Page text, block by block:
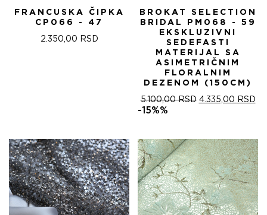
FRANCUSKA ČIPKA
CP066 - 47
2.350,00 RSD
BROKAT SELECTION
BRIDAL PM068 - 59
EKSKLUZIVNI
SEDEFASTI
MATERIJAL SA
ASIMETRIČNIM
FLORALNIM
DEZENOM (150CM)
5.100,00RSD ОРИГИНАЛНА
5.100,00 RSD.
4.335,00 RSD
-15%%